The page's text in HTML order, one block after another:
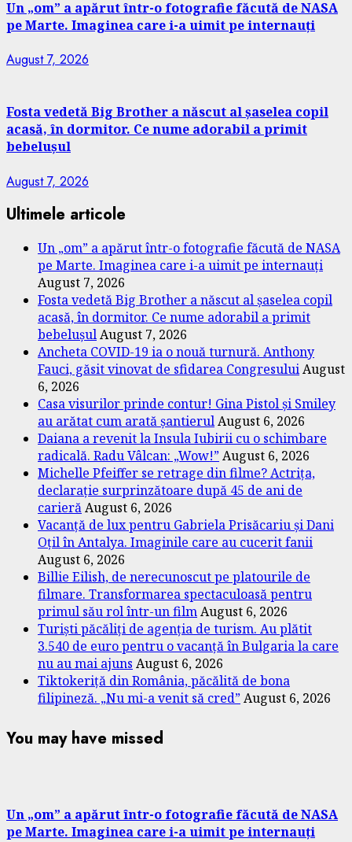
Un „om” a apărut într-o fotografie făcută de NASA
pe Marte. Imaginea care i-a uimit pe internauți
August 7, 2026
Fosta vedetă Big Brother a născut al șaselea copil
acasă, în dormitor. Ce nume adorabil a primit
bebelușul
August 7, 2026
Ultimele articole
Un „om” a apărut într-o fotografie făcută de NASA
pe Marte. Imaginea care i-a uimit pe internauți
August 7, 2026
Fosta vedetă Big Brother a născut al șaselea copil
acasă, în dormitor. Ce nume adorabil a primit
bebelușulAugust 7, 2026
Ancheta COVID-19 ia o nouă turnură. Anthony
Fauci, găsit vinovat de sfidarea CongresuluiAugust
6, 2026
Casa visurilor prinde contur! Gina Pistol și Smiley
au arătat cum arată șantierulAugust 6, 2026
Daiana a revenit la Insula Iubirii cu o schimbare
radicală. Radu Vâlcan: „Wow!”August 6, 2026
Michelle Pfeiffer se retrage din filme? Actrița,
declarație surprinzătoare după 45 de ani de
carierăAugust 6, 2026
Vacanță de lux pentru Gabriela Prisăcariu și Dani
Oțil în Antalya. Imaginile care au cucerit fanii
August 6, 2026
Billie Eilish, de nerecunoscut pe platourile de
filmare. Transformarea spectaculoasă pentru
primul său rol într-un filmAugust 6, 2026
Turiști păcăliți de agenția de turism. Au plătit
3.540 de euro pentru o vacanță în Bulgaria la care
nu au mai ajuns August 6, 2026
Tiktokeriță din România, păcălită de bona
filipineză. „Nu mi-a venit să cred”August 6, 2026
You may have missed
Un „om” a apărut într-o fotografie făcută de NASA
pe Marte. Imaginea care i-a uimit pe internauți